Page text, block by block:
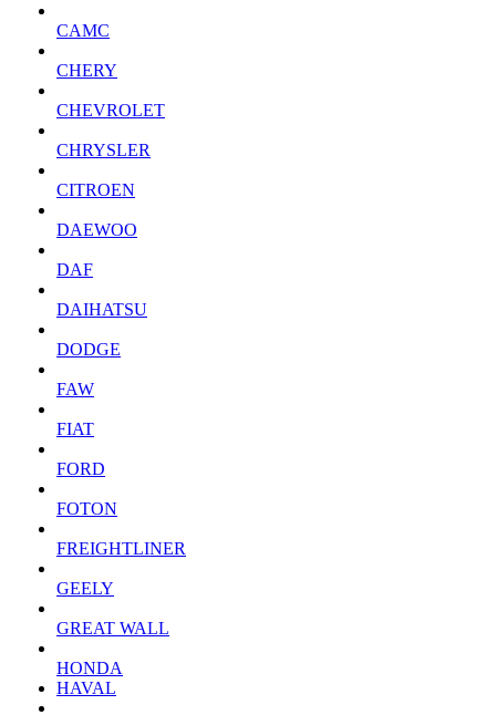
CAMC
CHERY
CHEVROLET
CHRYSLER
CITROEN
DAEWOO
DAF
DAIHATSU
DODGE
FAW
FIAT
FORD
FOTON
FREIGHTLINER
GEELY
GREAT WALL
HONDA
HAVAL